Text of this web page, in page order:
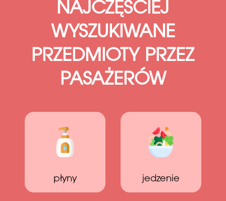
NAJCZĘSCIEJ
WYSZUKIWANE
PRZEDMIOTY PRZEZ
PASAŻERÓW
płyny jedzenie